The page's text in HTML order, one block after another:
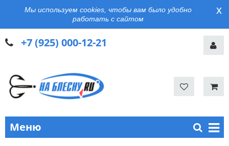
Мы используем cookies, чтобы вам было удобно
работать с сайтом
x
+7 (925) 000-12-21
Меню